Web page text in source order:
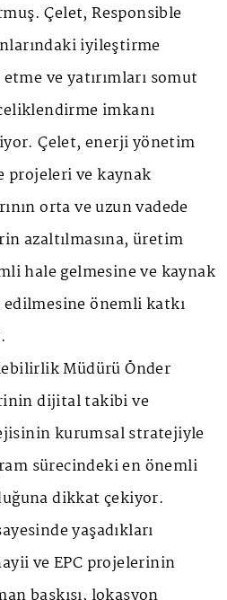
Çelet, Responsible
iyileştirme
ve yatırımları somut
imkanı
Çelet, enerji yönetim
ve kaynak
orta ve uzun vadede
azaltılmasına, üretim
hale gelmesine ve kaynak
önemli katkı
Müdürü Önder
dijital takibi ve
kurumsal stratejiyle
sürecindeki en önemli
dikkat çekiyor.
yaşadıkları
ve EPC projelerinin